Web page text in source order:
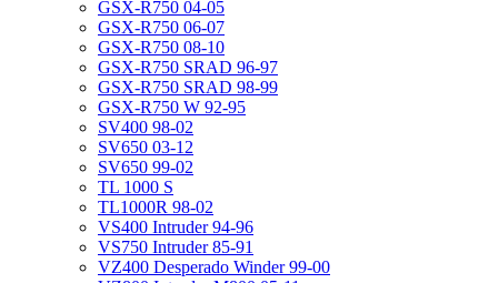
GSX-R750 04-05
GSX-R750 06-07
GSX-R750 08-10
GSX-R750 SRAD 96-97
GSX-R750 SRAD 98-99
GSX-R750 W 92-95
SV400 98-02
SV650 03-12
SV650 99-02
TL 1000 S
TL1000R 98-02
VS400 Intruder 94-96
VS750 Intruder 85-91
VZ400 Desperado Winder 99-00